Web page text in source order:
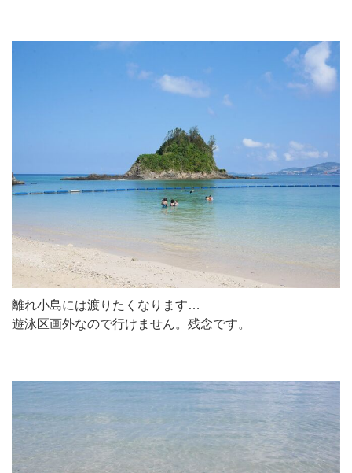
離れ小島には渡りたくなります…
遊泳区画外なので行けません。残念です。